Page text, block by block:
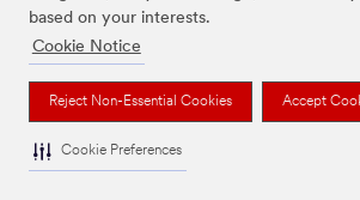
based on your interests.
Cookie Notice
Reject Non-Essential Cookies Accept
Cookie Preferences